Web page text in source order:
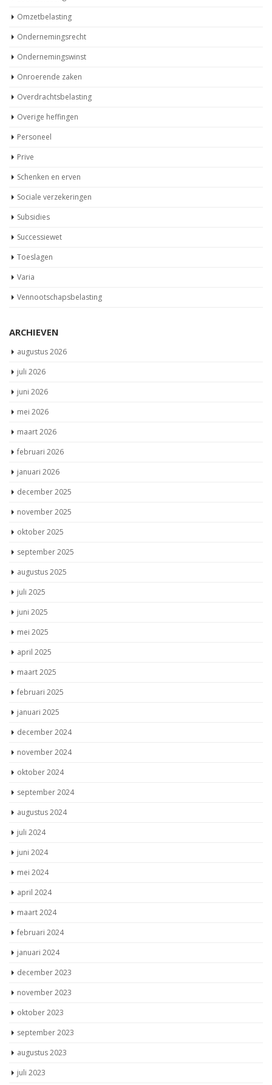
Omzetbelasting
Ondernemingsrecht
Ondernemingswinst
Onroerende zaken
Overdrachtsbelasting
Overige heffingen
Personeel
Prive
Schenken en erven
Sociale verzekeringen
Subsidies
Successiewet
Toeslagen
Varia
Vennootschapsbelasting
ARCHIEVEN
augustus 2026
juli 2026
juni 2026
mei 2026
maart 2026
februari 2026
januari 2026
december 2025
november 2025
oktober 2025
september 2025
augustus 2025
juli 2025
juni 2025
mei 2025
april 2025
maart 2025
februari 2025
januari 2025
december 2024
november 2024
oktober 2024
september 2024
augustus 2024
juli 2024
juni 2024
mei 2024
april 2024
maart 2024
februari 2024
januari 2024
december 2023
november 2023
oktober 2023
september 2023
augustus 2023
juli 2023